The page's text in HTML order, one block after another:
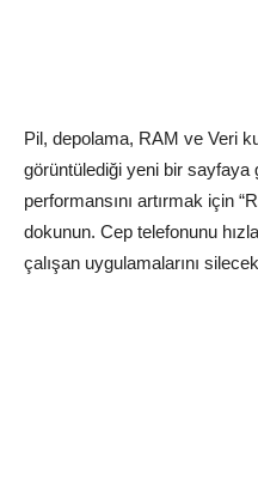
Pil, depolama, RAM ve Veri
görüntülediği yeni bir sayfaya
performansını artırmak için
dokunun. Cep telefonunu
çalışan uygulamalarını